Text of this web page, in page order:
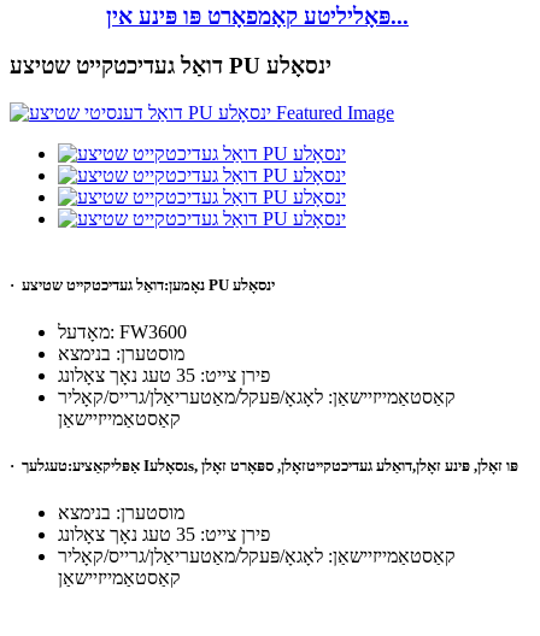
פּאָליליטע קאָמפאָרט פּו פּינע אין...
דואַל געדיכטקייט שטיצע PU ינסאָלע
· נאָמען: דואַל געדיכטקייט שטיצע PU ינסאָלע
מאָדעל: FW3600
מוסטערן: בנימצא
פירן צייט: 35 טעג נאָך צאָלונג
קאַסטאַמייזיישאַן: לאָגאָ/פּעקל/מאַטעריאַלן/גרייס/קאָליר
קאַסטאַמייזיישאַן
· אַפּליקאַציע:טעגלעך Iנסאָלעs, פּו זאָלן, פּינע זאָלן,דואַלע געדיכטקייטזאָלן, ספּאָרט זאָלן
מוסטערן: בנימצא
פירן צייט: 35 טעג נאָך צאָלונג
קאַסטאַמייזיישאַן: לאָגאָ/פּעקל/מאַטעריאַלן/גרייס/קאָליר
קאַסטאַמייזיישאַן